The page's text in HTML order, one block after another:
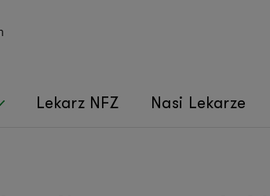
Lekarz NFZ Nasi Lekarze